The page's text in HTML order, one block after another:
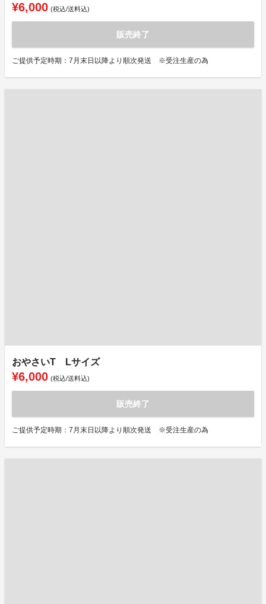
¥6,000 (税込/送料込)
販売終了
ご提供予定時期：7月末日以降より順次発送 ※受注生産の為
おやさいT Lサイズ
¥6,000 (税込/送料込)
販売終了
ご提供予定時期：7月末日以降より順次発送 ※受注生産の為